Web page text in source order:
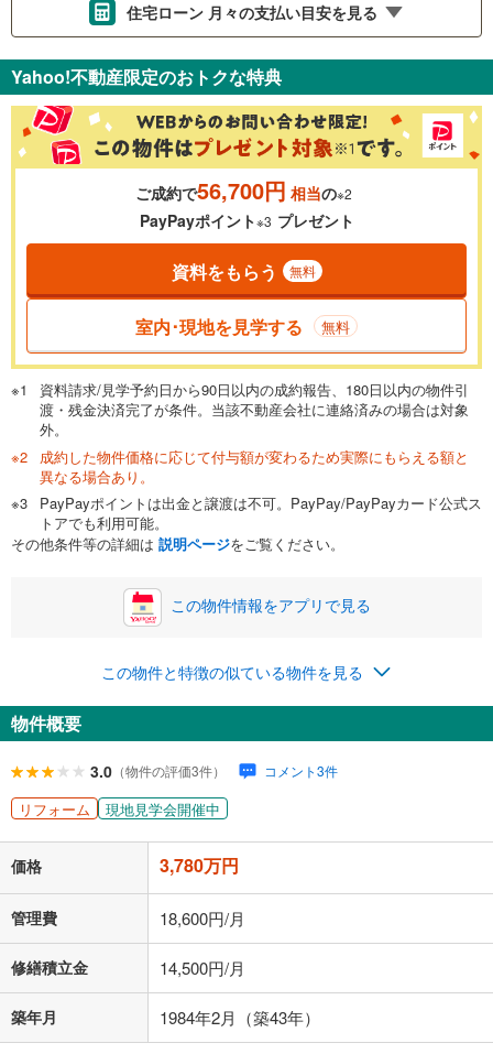
住宅ローン 月々の支払い目安を見る
金利 ％
0.01%
一般的には最長35年まで借り入れ可能です。多くの金融機関
が完済時の年齢は80歳までを条件としています。
閉じる
頭金 万円
0万円 3,780万円
自己資金から住宅購入にかけられる金額を入力してくださ
い。一般的には物件価格の2割までが目安です。
閉じる
ボーナス
万円
0円
ナス時の増額分（1回分）を入力してください。
ボーナス払いの限度額は金融機関によって異なります。
閉じる
月々の返済額
ローン返済額 98,123円（頭金比率 0%）
＋管理費
「金利」については、ご利用を予定されている金融機関等にご確認の
上、ご自身での入力をお願いいたします。初期設定で自動入力されてい
済方法「元利均等返済」にて算出しております。入力された金利を35年
適用した場合の計算結果を表示しています。
その他月額費用や、初期費用がかかります。ご注意ください。実際にお
借り入れの際は各金融機関等に、必ずご自身でご確認をお願いいたしま
す。
条件によってお借り入れができないことがあります。
Yahoo!不動産限定のおトクな特典
ご成約で56,700円 相当の※2
PayPayポイント※3 プレゼント
資料をもらう 無料
室内･現地を見学する 無料
資料請求/見学予約日から90日以内の成約報告、180日以内の物件引
渡・残金決済完了が条件。当該不動産会社に連絡済みの場合は対象
外。
成約した物件価格に応じて付与額が変わるため実際にもらえる額と
異なる場合あり。
PayPayポイントは出金と譲渡は不可。PayPay/PayPayカード公式ス
トアでも利用可能。
その他条件等の詳細は 説明ページをご覧ください。
この物件情報をアプリで見る
この物件と特徴の似ている物件を見る
物件概要
3.0 （物件の評価3件） コメント3件
リフォーム 現地見学会開催中
価格 3,780万円
管理費 18,600円/月
修繕積立金 14,500円/月
築年月 1984年2月（築43年）